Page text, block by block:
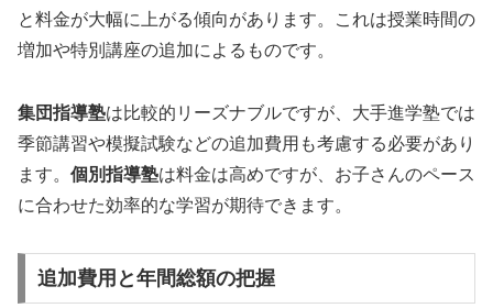
と料金が大幅に上がる傾向があります。これは授業時間の
増加や特別講座の追加によるものです。
集団指導塾は比較的リーズナブルですが、大手進学塾では
季節講習や模擬試験などの追加費用も考慮する必要があり
ます。 個別指導塾は料金は高めですが、お子さんのペース
に合わせた効率的な学習が期待できます。
追加費用と年間総額の把握